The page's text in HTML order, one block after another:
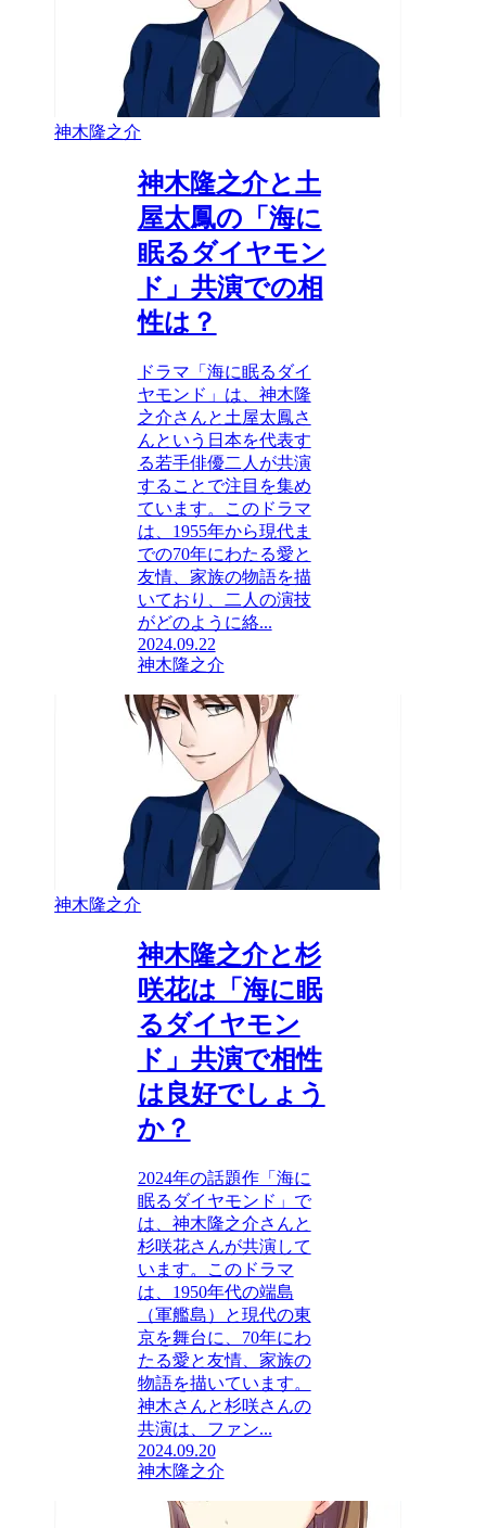
神木隆之介
神木隆之介と土
屋太鳳の「海に
眠るダイヤモン
ド」共演での相
性は？
ドラマ「海に眠るダイ
ヤモンド」は、神木隆
之介さんと土屋太鳳さ
んという日本を代表す
る若手俳優二人が共演
することで注目を集め
ています。このドラマ
は、1955年から現代ま
での70年にわたる愛と
友情、家族の物語を描
いており、二人の演技
がどのように絡...
2024.09.22
神木隆之介
神木隆之介
神木隆之介と杉
咲花は「海に眠
るダイヤモン
ド」共演で相性
は良好でしょう
か？
2024年の話題作「海に
眠るダイヤモンド」で
は、神木隆之介さんと
杉咲花さんが共演して
います。このドラマ
は、1950年代の端島
（軍艦島）と現代の東
京を舞台に、70年にわ
たる愛と友情、家族の
物語を描いています。
神木さんと杉咲さんの
共演は、ファン...
2024.09.20
神木隆之介